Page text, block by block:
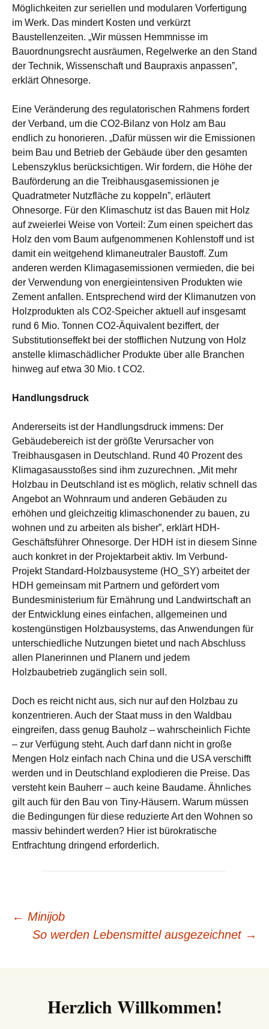
Möglichkeiten zur seriellen und modularen Vorfertigung
im Werk. Das mindert Kosten und verkürzt
Baustellenzeiten. „Wir müssen Hemmnisse im
Bauordnungsrecht ausräumen, Regelwerke an den Stand
der Technik, Wissenschaft und Baupraxis anpassen”,
erklärt Ohnesorge.
Eine Veränderung des regulatorischen Rahmens fordert
der Verband, um die CO2-Bilanz von Holz am Bau
endlich zu honorieren. „Dafür müssen wir die Emissionen
beim Bau und Betrieb der Gebäude über den gesamten
Lebenszyklus berücksichtigen. Wir fordern, die Höhe der
Bauförderung an die Treibhausgasemissionen je
Quadratmeter Nutzfläche zu koppeln”, erläutert
Ohnesorge. Für den Klimaschutz ist das Bauen mit Holz
auf zweierlei Weise von Vorteil: Zum einen speichert das
Holz den vom Baum aufgenommenen Kohlenstoff und ist
damit ein weitgehend klimaneutraler Baustoff. Zum
anderen werden Klimagasemissionen vermieden, die bei
der Verwendung von energieintensiven Produkten wie
Zement anfallen. Entsprechend wird der Klimanutzen von
Holzprodukten als CO2-Speicher aktuell auf insgesamt
rund 6 Mio. Tonnen CO2-Äquivalent beziffert, der
Substitutionseffekt bei der stofflichen Nutzung von Holz
anstelle klimaschädlicher Produkte über alle Branchen
hinweg auf etwa 30 Mio. t CO2.
Handlungsdruck
Andererseits ist der Handlungsdruck immens: Der
Gebäudebereich ist der größte Verursacher von
Treibhausgasen in Deutschland. Rund 40 Prozent des
Klimagasausstoßes sind ihm zuzurechnen. „Mit mehr
Holzbau in Deutschland ist es möglich, relativ schnell das
Angebot an Wohnraum und anderen Gebäuden zu
erhöhen und gleichzeitig klimaschonender zu bauen, zu
wohnen und zu arbeiten als bisher”, erklärt HDH-
Geschäftsführer Ohnesorge. Der HDH ist in diesem Sinne
auch konkret in der Projektarbeit aktiv. Im Verbund-
Projekt Standard-Holzbausysteme (HO_SY) arbeitet der
HDH gemeinsam mit Partnern und gefördert vom
Bundesministerium für Ernährung und Landwirtschaft an
der Entwicklung eines einfachen, allgemeinen und
kostengünstigen Holzbausystems, das Anwendungen für
unterschiedliche Nutzungen bietet und nach Abschluss
allen Planerinnen und Planern und jedem
Holzbaubetrieb zugänglich sein soll.
Doch es reicht nicht aus, sich nur auf den Holzbau zu
konzentrieren. Auch der Staat muss in den Waldbau
eingreifen, dass genug Bauholz – wahrscheinlich Fichte
– zur Verfügung steht. Auch darf dann nicht in große
Mengen Holz einfach nach China und die USA verschifft
werden und in Deutschland explodieren die Preise. Das
versteht kein Bauherr – auch keine Baudame. Ähnliches
gilt auch für den Bau von Tiny-Häusern. Warum müssen
die Bedingungen für diese reduzierte Art den Wohnen so
massiv behindert werden? Hier ist bürokratische
Entfrachtung dringend erforderlich.
Beitrags-
← Minijob
So werden Lebensmittel ausgezeichnet →
Herzlich Willkommen!